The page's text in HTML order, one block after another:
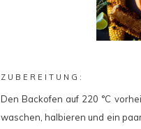
ZUBEREITUNG:
Den Backofen auf 220 °C
waschen, halbieren und ein